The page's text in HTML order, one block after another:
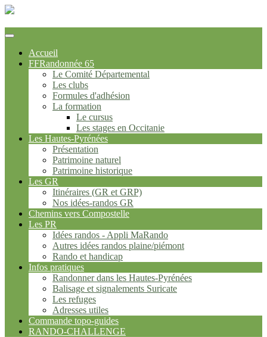
Accueil
FFRandonnée 65
Le Comité Départemental
Les clubs
Formules d'adhésion
La formation
Le cursus
Les stages en Occitanie
Les Hautes-Pyrénées
Présentation
Patrimoine naturel
Patrimoine historique
Les GR
Itinéraires (GR et GRP)
Nos idées-randos GR
Chemins vers Compostelle
Les PR
Idées randos - Appli MaRando
Autres idées randos plaine/piémont
Rando et handicap
Infos pratiques
Randonner dans les Hautes-Pyrénées
Balisage et signalements Suricate
Les refuges
Adresses utiles
Commande topo-guides
RANDO-CHALLENGE